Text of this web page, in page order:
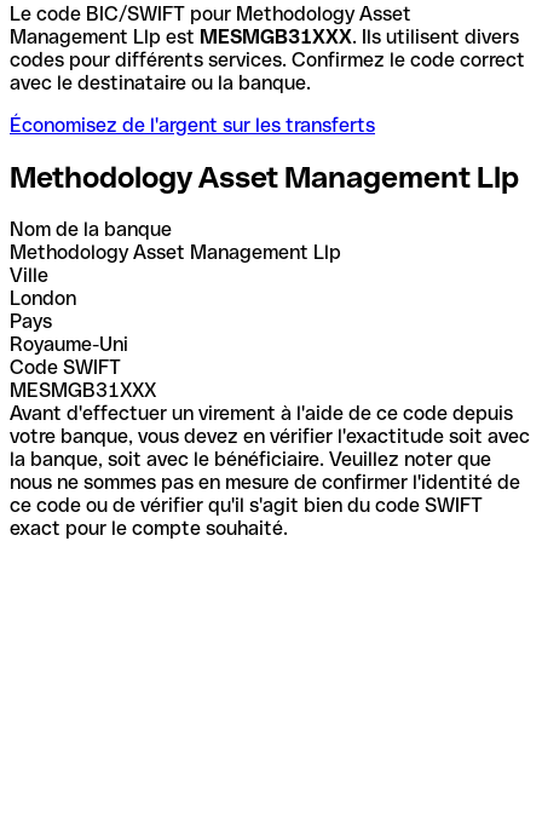
Le code BIC/SWIFT pour Methodology Asset
Management Llp est MESMGB31XXX. Ils utilisent divers
codes pour différents services. Confirmez le code correct
avec le destinataire ou la banque.
Économisez de l'argent sur les transferts
Methodology Asset Management Llp
Nom de la banque
Methodology Asset Management Llp
Ville
London
Pays
Royaume-Uni
Code SWIFT
MESMGB31XXX
Avant d'effectuer un virement à l'aide de ce code depuis
votre banque, vous devez en vérifier l'exactitude soit avec
la banque, soit avec le bénéficiaire. Veuillez noter que
nous ne sommes pas en mesure de confirmer l'identité de
ce code ou de vérifier qu'il s'agit bien du code SWIFT
exact pour le compte souhaité.